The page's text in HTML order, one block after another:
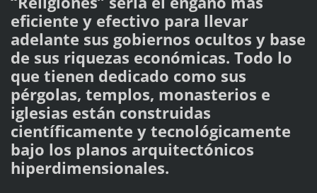
eficiente y efectivo para llevar
adelante sus gobiernos ocultos y base
de sus riquezas económicas. Todo lo
que tienen dedicado como sus
pérgolas, templos, monasterios e
iglesias están construidas
científicamente y tecnológicamente
bajo los planos arquitectónicos
hiperdimensionales.